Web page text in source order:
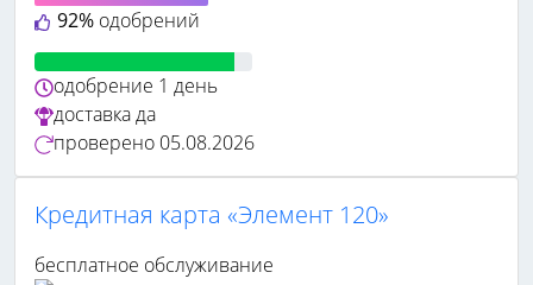
92% одобрений
одобрение 1 день
доставкада
проверено 05.08.2026
Кредитная карта «Элемент 120»
бесплатное обслуживание